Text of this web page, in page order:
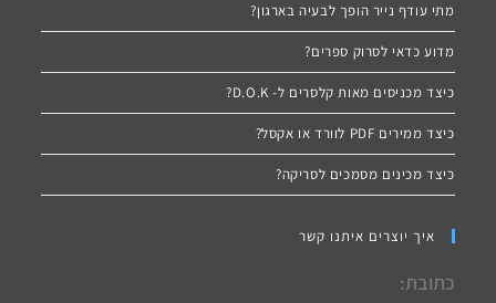
מתי עודף נייר הופך לבעיה בארגון?
מדוע כדאי לסרוק ספרים?
כיצד מכניסים מאות קלסרים ל- D.O.K?
כיצד ממירים PDF לוורד או אקסל?
כיצד מכינים מסמכים לסריקה?
איך יוצרים איתנו קשר
כתובת: